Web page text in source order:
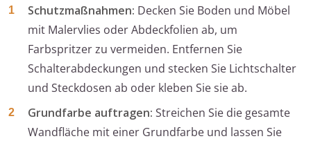
Schutzmaßnahmen: Decken Sie Boden und Möbel
mit Malervlies oder Abdeckfolien ab, um
Farbspritzer zu vermeiden. Entfernen Sie
Schalterabdeckungen und stecken Sie Lichtschalter
und Steckdosen ab oder kleben Sie sie ab.
Grundfarbe auftragen: Streichen Sie die gesamte
Wandfläche mit einer Grundfarbe und lassen Sie